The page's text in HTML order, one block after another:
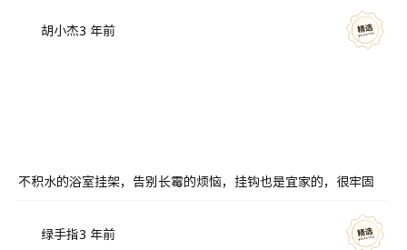
胡小杰3 年前
不积水的浴室挂架，告别长霉的烦恼，挂钩也是宜家的，很牢固
绿手指3 年前